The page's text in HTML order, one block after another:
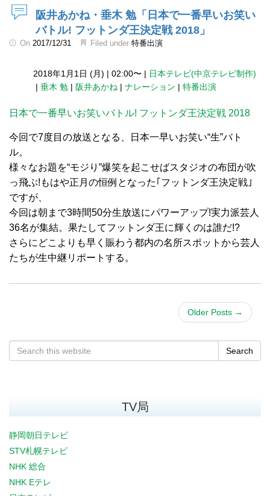
阪井あかね・垂木 勉「日本で一番早いお笑い
バトル! フットンダ王決定戦 2018」
On 2017/12/31 Filed under 特番出演
2018年1月1日 (月) | 02:00〜 | 日本テレビ(中京テレビ制作)
| 垂木 勉 | 阪井あかね | ナレーション | 特番出演
日本で一番早いお笑いバトル! フットンダ王決定戦 2018
今回で7度目の放送となる、日本一早いお笑い“生”バト
ル。
様々なお題を“モジり”爆笑を起こせばスタジオの布団が吹
っ飛ぶ!もはや正月の恒例となった｢フットンダ王決定戦｣
ですが、
今回は朝まで3時間50分生放送にパワーアップ!実力派芸人
36名が集結。果たしてフットンダ王に輝くのは誰だ!?
さらにどこよりも早く賑わう都内の名所スポットから芸人
たちが生中継リポートする。
Older Posts →
Search
TV局
静岡朝日テレビ
STV札幌テレビ
NHK 総合
NHK Eテレ